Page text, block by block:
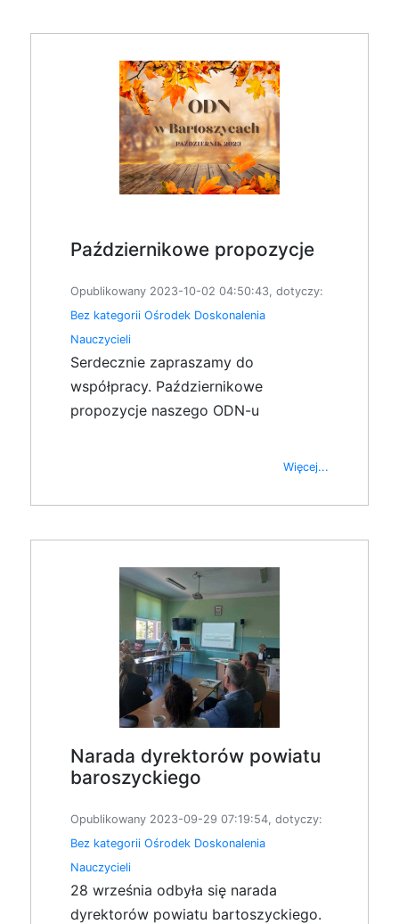
Październikowe propozycje
Opublikowany 2023-10-02 04:50:43, dotyczy:
Bez kategorii Ośrodek Doskonalenia
Nauczycieli
Serdecznie zapraszamy do
współpracy. Październikowe
propozycje naszego ODN-u
Więcej...
Narada dyrektorów powiatu
baroszyckiego
Opublikowany 2023-09-29 07:19:54, dotyczy:
Bez kategorii Ośrodek Doskonalenia
Nauczycieli
28 września odbyła się narada
dyrektorów powiatu bartoszyckiego.